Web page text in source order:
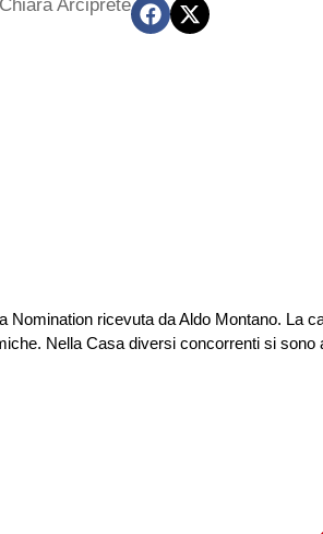
Chiara Arciprete
Nomination ricevuta da Aldo Montano. La
Nella Casa diversi concorrenti si